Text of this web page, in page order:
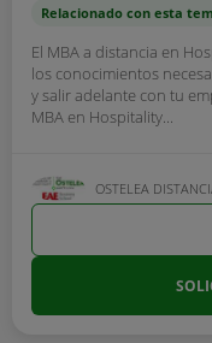
Relacionado con esta
El MBA a distancia en
los conocimientos
y salir adelante con tu
MBA en Hospitality...
OSTELEA